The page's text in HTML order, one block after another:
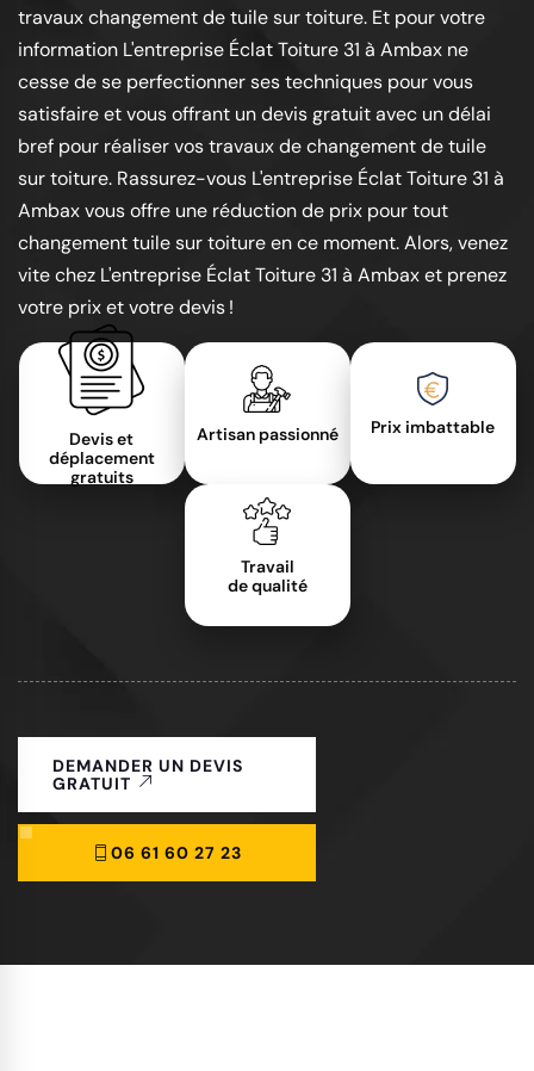
travaux changement de tuile sur toiture. Et pour votre
information L'entreprise Éclat Toiture 31 à Ambax ne
cesse de se perfectionner ses techniques pour vous
satisfaire et vous offrant un devis gratuit avec un délai
bref pour réaliser vos travaux de changement de tuile
sur toiture. Rassurez-vous L'entreprise Éclat Toiture 31 à
Ambax vous offre une réduction de prix pour tout
changement tuile sur toiture en ce moment. Alors, venez
vite chez L'entreprise Éclat Toiture 31 à Ambax et prenez
votre prix et votre devis !
Devis et
déplacement
gratuits
Artisan passionné Prix imbattable
Travail
de qualité
DEMANDER UN DEVIS
GRATUIT
06 61 60 27 23